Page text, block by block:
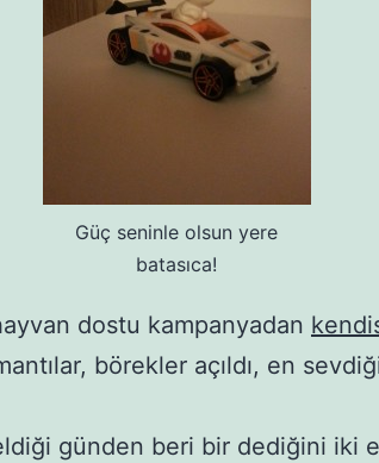
Güç seninle olsun yere
batasıca!
dostu kampanyadan
börekler açıldı, en
günden beri bir dediğini iki